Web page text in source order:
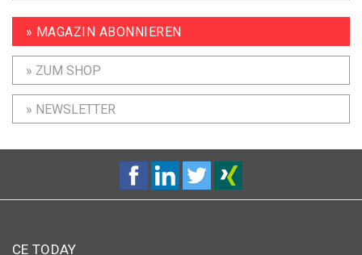
» MAGAZIN ABONNIEREN
» ZUM SHOP
» NEWSLETTER
CE TODAY